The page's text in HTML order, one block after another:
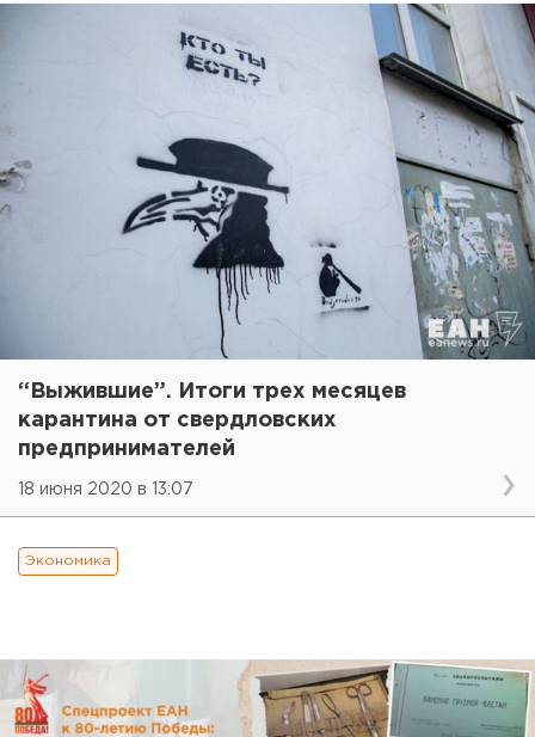
“Выжившие”. Итоги трех месяцев
карантина от свердловских
предпринимателей
18 июня 2020 в 13:07
Экономика